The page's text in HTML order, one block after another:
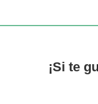
¡Si te